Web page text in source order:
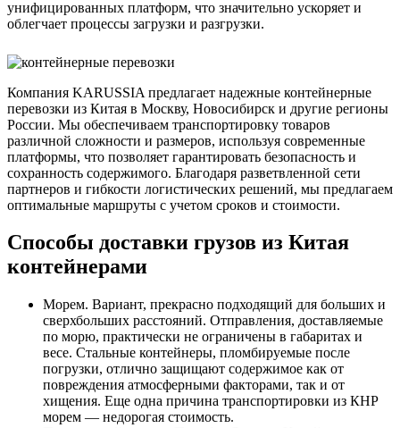
унифицированных платформ, что значительно ускоряет и
облегчает процессы загрузки и разгрузки.
Компания KARUSSIA предлагает надежные контейнерные
перевозки из Китая в Москву, Новосибирск и другие регионы
России. Мы обеспечиваем транспортировку товаров
различной сложности и размеров, используя современные
платформы, что позволяет гарантировать безопасность и
сохранность содержимого. Благодаря разветвленной сети
партнеров и гибкости логистических решений, мы предлагаем
оптимальные маршруты с учетом сроков и стоимости.
Способы доставки грузов из Китая
контейнерами
Морем. Вариант, прекрасно подходящий для больших и
сверхбольших расстояний. Отправления, доставляемые
по морю, практически не ограничены в габаритах и
весе. Стальные контейнеры, пломбируемые после
погрузки, отлично защищают содержимое как от
повреждения атмосферными факторами, так и от
хищения. Еще одна причина транспортировки из КНР
морем — недорогая стоимость.